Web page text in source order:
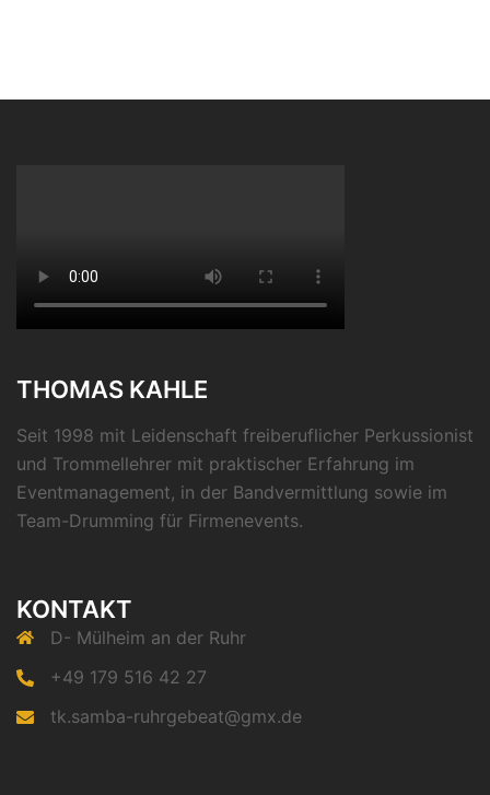
THOMAS KAHLE
Seit 1998 mit Leidenschaft freiberuflicher Perkussionist
und Trommellehrer mit praktischer Erfahrung im
Eventmanagement, in der Bandvermittlung sowie im
Team-Drumming für Firmenevents.
KONTAKT
D- Mülheim an der Ruhr
+49 179 516 42 27
tk.samba-ruhrgebeat@gmx.de